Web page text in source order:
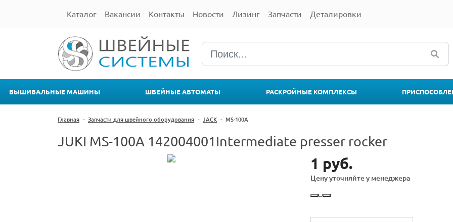
Каталог Вакансии Контакты Новости Лизинг Запчасти Деталировки
ВЫШИВАЛЬНЫЕ МАШИНЫ ШВЕЙНЫЕ АВТОМАТЫ РАСКРОЙНЫЕ КОМПЛЕКСЫ
Главная - Запчасти для швейного оборудования - JACK - MS-100A
JUKI MS-100A 142004001Intermediate presser rocker
1 руб.
Цену уточняйте у менеджера